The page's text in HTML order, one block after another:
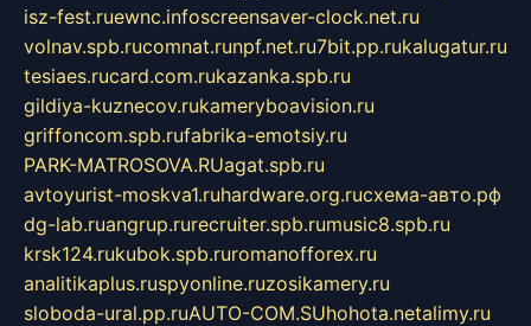
isz-fest.ruewnc.infoscreensaver-clock.net.ru
volnav.spb.rucomnat.runpf.net.ru7bit.pp.rukalugatur.ru
tesiaes.rucard.com.rukazanka.spb.ru
gildiya-kuznecov.rukameryboavision.ru
griffoncom.spb.rufabrika-emotsiy.ru
PARK-MATROSOVA.RUagat.spb.ru
avtoyurist-moskva1.ruhardware.org.ruсхема-авто.рф
dg-lab.ruangrup.rurecruiter.spb.rumusic8.spb.ru
krsk124.rukubok.spb.ruromanofforex.ru
analitikaplus.ruspyonline.ruzosikamery.ru
sloboda-ural.pp.ruAUTO-COM.SUhohota.netalimy.ru